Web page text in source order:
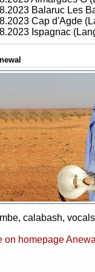
Balaruc Les
Cap d'Agde
Ispagnac
calabash, vocals
on homepage